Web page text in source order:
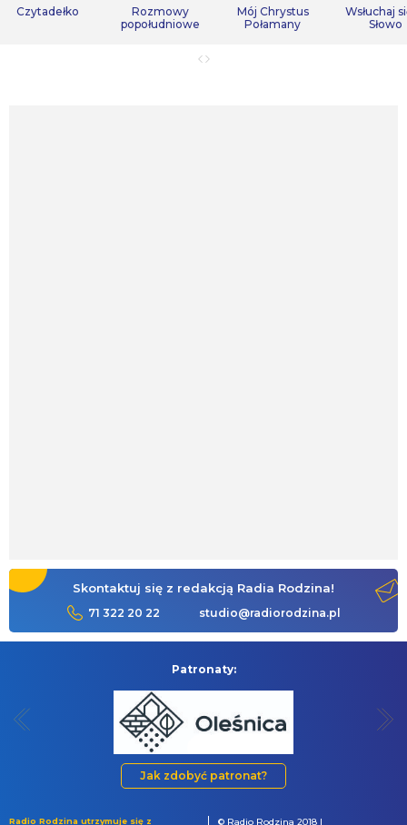
Czytadełko
Rozmowy
popołudniowe
Mój Chrystus
Połamany
Wsłuchaj
Słowo
Skontaktuj się z redakcją Radia Rodzina!
71 322 20 22 studio@radiorodzina.pl
Patronaty:
Jak zdobyć patronat?
Radio Rodzina utrzymuje się z © Radio Rodzina 2018 |